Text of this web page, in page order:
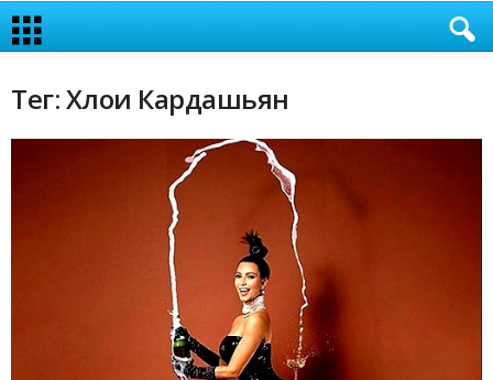
Тег: Хлои Кардашьян